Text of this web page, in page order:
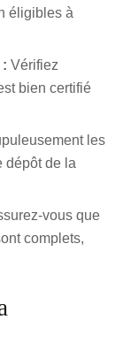
éligibles à
Vérifiez
bien certifié
les
dépôt de la
vous que
complets,